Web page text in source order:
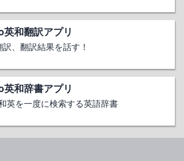
和翻訳アプリ
、翻訳結果を話す！
和辞書アプリ
英を一度に検索する英語辞書